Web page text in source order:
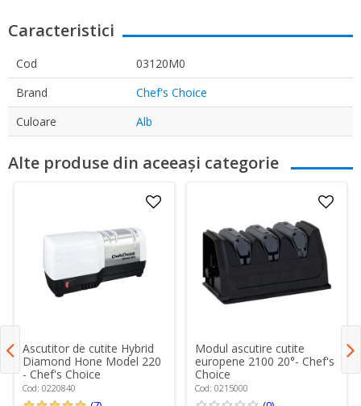
Caracteristici
Cod
03120M0
Brand
Chef's Choice
Culoare
Alb
Alte produse din aceeași categorie
Ascutitor de cutite Hybrid
Diamond Hone Model 220
- Chef's Choice
Cod: 0220840
Modul ascutire cutite
europene 2100 20°- Chef's
Choice
Cod: 0215000